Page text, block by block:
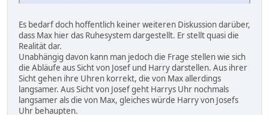
Es bedarf doch hoffentlich keiner weiteren Diskussion darüber,
dass Max hier das Ruhesystem dargestellt. Er stellt quasi die
Realität dar.
Unabhängig davon kann man jedoch die Frage stellen wie sich
die Abläufe aus Sicht von Josef und Harry darstellen. Aus ihrer
Sicht gehen ihre Uhren korrekt, die von Max allerdings
langsamer. Aus Sicht von Josef geht Harrys Uhr nochmals
langsamer als die von Max, gleiches würde Harry von Josefs
Uhr behaupten.